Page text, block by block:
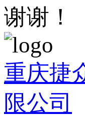
谢谢！
重庆捷
限公司